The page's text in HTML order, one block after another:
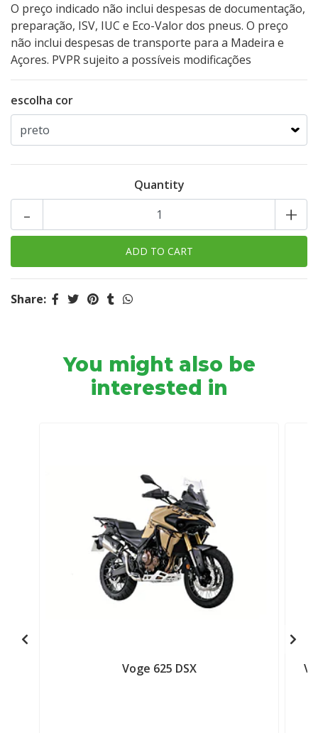
O preço indicado não inclui despesas de documentação,
preparação, ISV, IUC e Eco-Valor dos pneus. O preço
não inclui despesas de transporte para a Madeira e
Açores. PVPR sujeito a possíveis modificações
escolha cor
Quantity
+
-
Share:
You might also be
interested in
Voge 625 DSX